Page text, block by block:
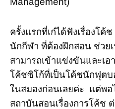
ครั้งแรกที่เก๋ได้ฟังเรื่องโค้
นักกีฬา ที่ต้องฝึกสอน ช่วย
สามารถเข้าแข่งขันและเ
โค้ชซิโก้ที่เป็นโค้ชนักฟุตบ
ในสมองก่อนเลยค่ะ แต่พอ
สถาบันสอนเรื่องการโค้ช